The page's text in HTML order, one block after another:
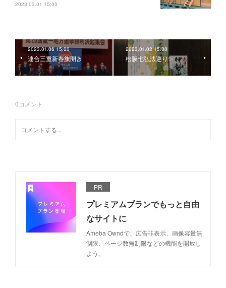
2023.03.01 15:00
2023.01.06 15:00
連合三重新春旗開き
2023.01.02 15:00
松阪七弘法巡り✨
0コメント
PR
プレミアムプランでもっと自由
なサイトに
Ameba Owndで、広告非表示、画像容量無
制限、ページ数無制限などの機能を開放し
よう。